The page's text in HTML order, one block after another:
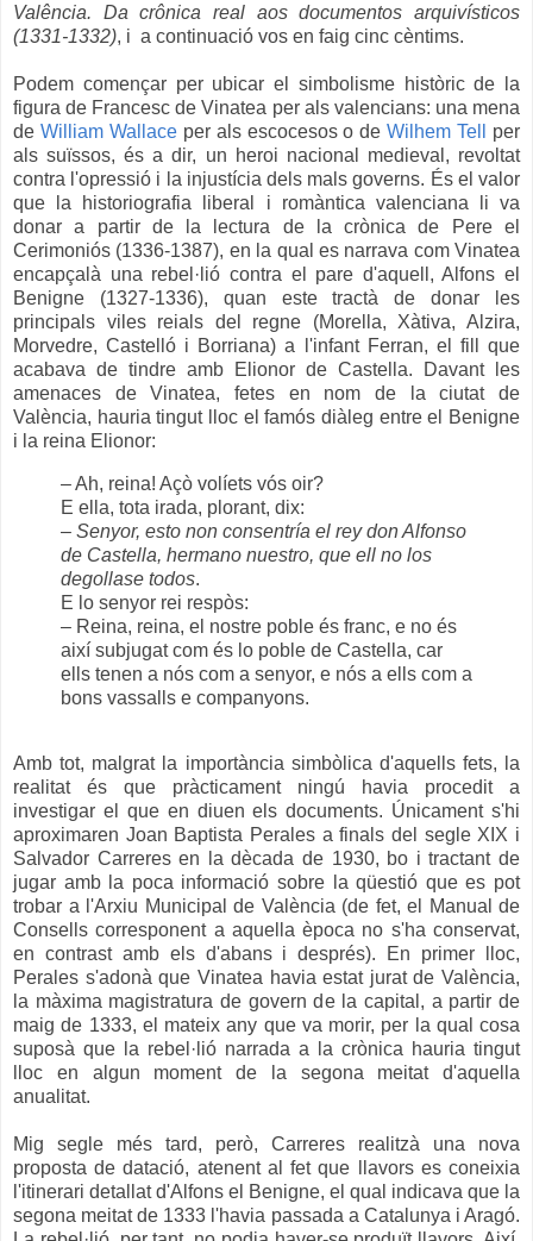
Valência. Da crônica real aos documentos arquivísticos
(1331-1332), i a continuació vos en faig cinc cèntims.
Podem començar per ubicar el simbolisme històric de la
figura de Francesc de Vinatea per als valencians: una mena
de William Wallaceper als escocesos o deWilhem Tell
per
als suïssos, és a dir, un heroi nacional medieval, revoltat
contra l'opressió i la injustícia dels mals governs. És el valor
que la historiografia liberal i romàntica valenciana li va
donar a partir de la lectura de la crònica de Pere el
Cerimoniós (1336-1387), en la qual es narrava com Vinatea
encapçalà una rebel·lió contra el pare d'aquell, Alfons el
Benigne (1327-1336), quan este tractà de donar les
principals viles reials del regne (Morella, Xàtiva, Alzira,
Morvedre, Castelló i Borriana) a l'infant Ferran, el fill que
acabava de tindre amb Elionor de Castella. Davant les
amenaces de Vinatea, fetes en nom de la ciutat de
València, hauria tingut lloc el famós diàleg entre el Benigne
i la reina Elionor:
– Ah, reina! Açò volíets vós oir?
E ella, tota irada, plorant, dix:
– Senyor, esto non consentría el rey don Alfonso
de Castella, hermano nuestro, que ell no los
degollase todos.
E lo senyor rei respòs:
– Reina, reina, el nostre poble és franc, e no és
així subjugat com és lo poble de Castella, car
ells tenen a nós com a senyor, e nós a ells com a
bons vassalls e companyons.
Amb tot, malgrat la importància simbòlica d'aquells fets, la
realitat és que pràcticament ningú havia procedit a
investigar el que en diuen els documents. Únicament s'hi
aproximaren Joan Baptista Perales a finals del segle XIX i
Salvador Carreres en la dècada de 1930, bo i tractant de
jugar amb la poca informació sobre la qüestió que es pot
trobar a l'Arxiu Municipal de València (de fet, el Manual de
Consells corresponent a aquella època no s'ha conservat,
en contrast amb els d'abans i després). En primer lloc,
Perales s'adonà que Vinatea havia estat jurat de València,
la màxima magistratura de govern de la capital, a partir de
maig de 1333, el mateix any que va morir, per la qual cosa
suposà que la rebel·lió narrada a la crònica hauria tingut
lloc en algun moment de la segona meitat d'aquella
anualitat.
Mig segle més tard, però, Carreres realitzà una nova
proposta de datació, atenent al fet que llavors es coneixia
l'itinerari detallat d'Alfons el Benigne, el qual indicava que la
segona meitat de 1333 l'havia passada a Catalunya i Aragó.